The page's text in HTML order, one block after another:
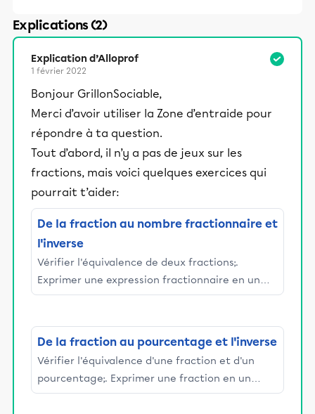
Explications (2)
Explication d’Alloprof
1 février 2022
Bonjour GrillonSociable,
Merci d’avoir utiliser la Zone d’entraide pour
répondre à ta question.
Tout d’abord, il n’y a pas de jeux sur les
fractions, mais voici quelques exercices qui
pourrait t’aider:
De la fraction au nombre fractionnaire et
l'inverse
Vérifier l'équivalence de deux fractions;.
Exprimer une expression fractionnaire en un
nombre fractionnaire et vice versa.
De la fraction au pourcentage et l'inverse
Vérifier l'équivalence d'une fraction et d'un
pourcentage;. Exprimer une fraction en un
pourcentage et vice versa.